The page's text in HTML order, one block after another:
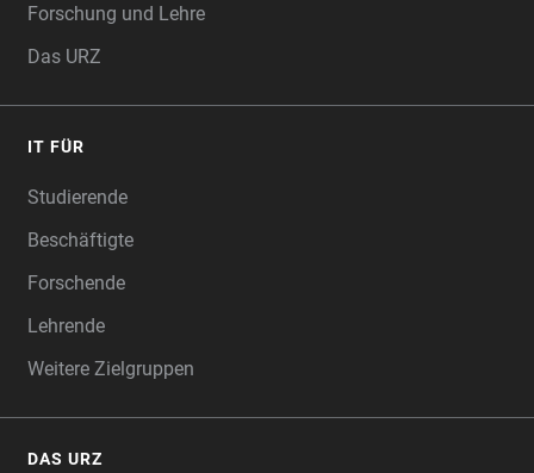
Forschung und Lehre
Das URZ
IT FÜR
Studierende
Beschäftigte
Forschende
Lehrende
Weitere Zielgruppen
DAS URZ